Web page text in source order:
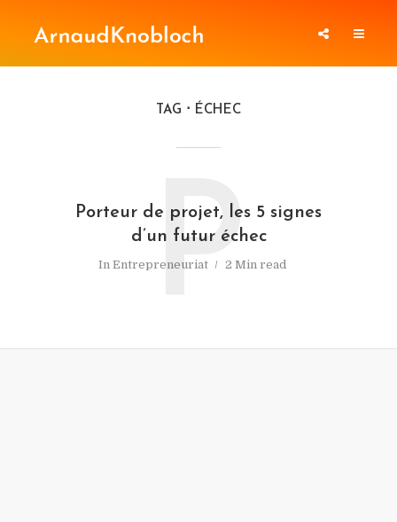
TAG ÉCHEC
Porteur de projet, les 5 signes
d’un futur échec
In Entrepreneuriat 2 Min read
P